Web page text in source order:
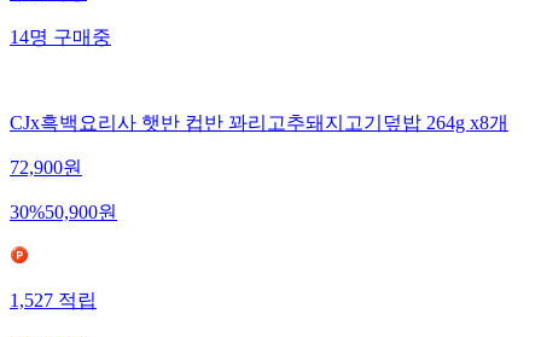
14명구매중
CJx흑백요리사 햇반 컵반 꽈리고추돼지고기덮밥 264g x8개
72,900원
30%50,900원
1,527적립